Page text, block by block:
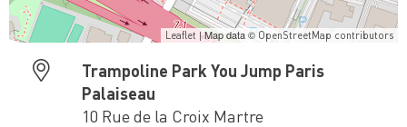
Leaflet | Map data © OpenStreetMap contributors
Trampoline Park You Jump Paris
Palaiseau
10 Rue de la Croix Martre